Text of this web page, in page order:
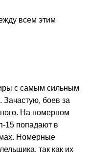
всем этим
с самым сильным
Зачастую, боев за
На номерном
15 попадают в
Номерные
так как их